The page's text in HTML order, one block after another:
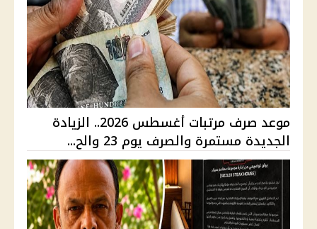
موعد صرف مرتبات أغسطس 2026.. الزيادة
الجديدة مستمرة والصرف يوم 23 والح...